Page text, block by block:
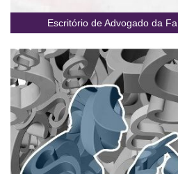
Escritório de Advogado da